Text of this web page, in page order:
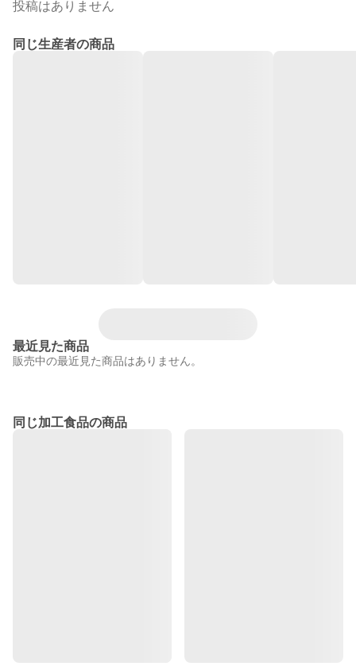
投稿はありません
同じ生産者の商品
最近見た商品
販売中の最近見た商品はありません。
同じ加工食品の商品